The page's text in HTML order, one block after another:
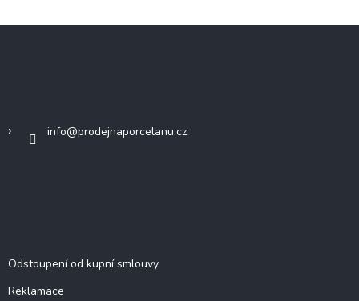
info@prodejnaporcelanu.cz
Odstoupení od kupní smlouvy
Reklamace